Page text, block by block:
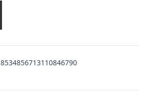
8534856713110846790